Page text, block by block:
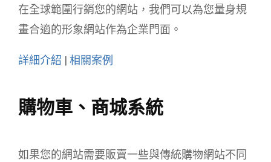
在全球範圍行銷您的網站，我們可以為您量身規
畫合適的形象網站作為企業門面。
詳細介紹 | 相關案例
購物車、商城系統
如果您的網站需要販賣一些與傳統購物網站不同